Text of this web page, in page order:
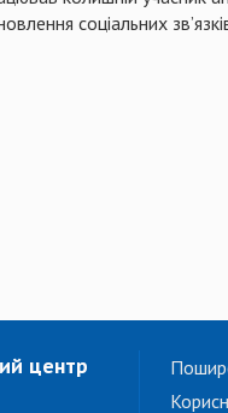
соціальних
центр